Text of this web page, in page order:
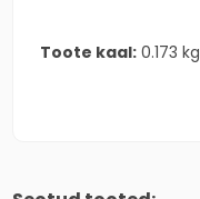
Toote kaal: 0.173 kg